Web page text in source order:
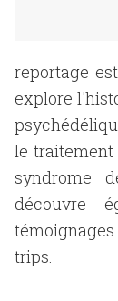
reportage
explore
le
syndrome
découvre
trips.